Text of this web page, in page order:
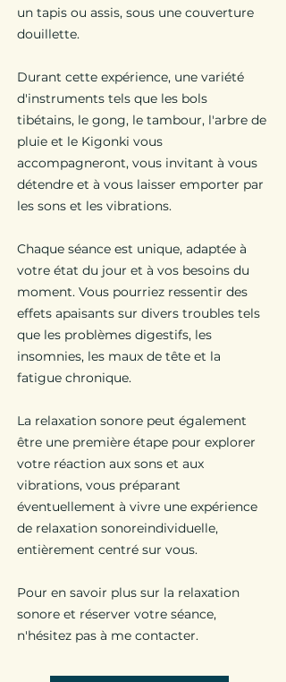
un tapis ou assis, sous une couverture
douillette.
Durant cette expérience, une variété
d'instruments tels que les bols
tibétains, le gong, le tambour, l'arbre de
pluie et le Kigonki vous
accompagneront, vous invitant à vous
détendre et à vous laisser emporter par
les sons et les vibrations.
Chaque séance est unique, adaptée à
votre état du jour et à vos besoins du
moment. Vous pourriez ressentir des
effets apaisants sur divers troubles tels
que les problèmes digestifs, les
insomnies, les maux de tête et la
fatigue chronique.
La relaxation sonore peut également
être une première étape pour explorer
votre réaction aux sons et aux
vibrations, vous préparant
éventuellement à vivre une expérience
de relaxation sonoreindividuelle,
entièrement centré sur vous.
Pour en savoir plus sur la relaxation
sonore et réserver votre séance,
n'hésitez pas à me contacter.